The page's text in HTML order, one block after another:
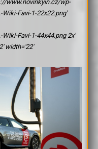
www.novinkyin.cz/wp-
Favi-1-22x22.png'
Favi-1-44x44.png 2x'
width='22'